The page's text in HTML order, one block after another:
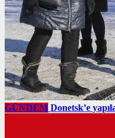
GÜNDEM Donetsk’e